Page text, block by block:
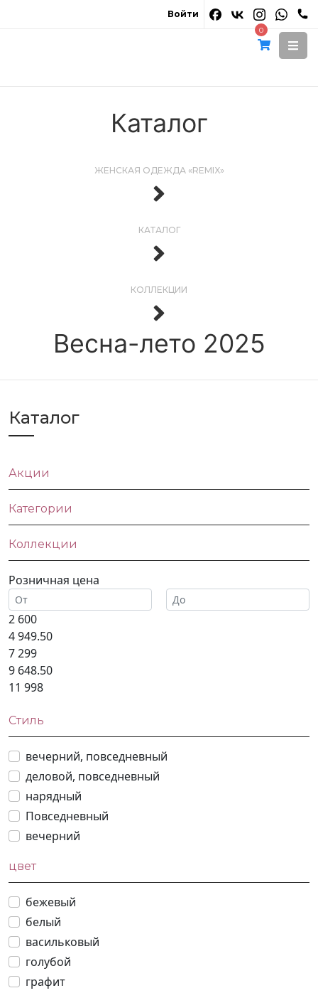
Войти
0
Каталог
ЖЕНСКАЯ ОДЕЖДА «REMIX»
КАТАЛОГ
КОЛЛЕКЦИИ
Весна-лето 2025
Каталог
Акции
Категории
Коллекции
Розничная цена
2 600
4 949.50
7 299
9 648.50
11 998
Стиль
вечерний, повседневный
деловой, повседневный
нарядный
Повседневный
вечерний
цвет
бежевый
белый
васильковый
голубой
графит